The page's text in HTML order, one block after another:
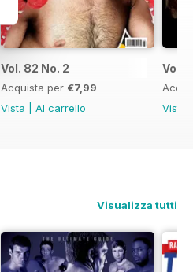
Vol. 82 No. 2
Acquista per €7,99
Vista
Al carrello
Vol.
Vista
Visualizza tutti